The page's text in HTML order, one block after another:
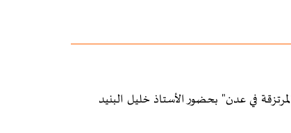
في عدن" بحضور الأستاذ خليل البنيد